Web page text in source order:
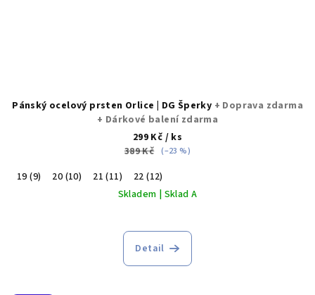
Pánský ocelový prsten Orlice | DG Šperky + Doprava zdarma
+ Dárkové balení zdarma
299 Kč / ks
389 Kč (–23 %)
19 (9) 20 (10) 21 (11)
22 (12)
Skladem | Sklad A
Detail